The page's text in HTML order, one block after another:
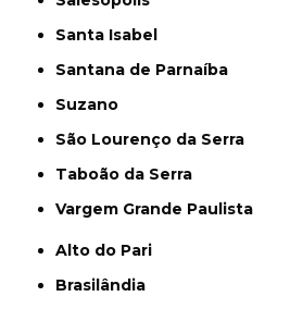
Santa Isabel
Santana de Parnaíba
Suzano
São Lourenço da Serra
Taboão da Serra
Vargem Grande Paulista
Alto do Pari
Brasilândia